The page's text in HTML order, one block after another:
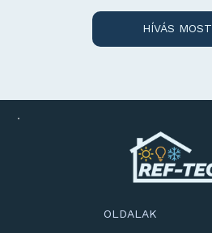
HÍVÁS MOST
OLDALAK